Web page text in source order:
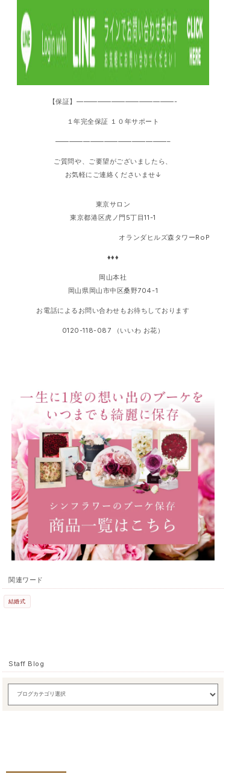
【保証】——————————————-
１年完全保証 １０年サポート
————————————————–
ご質問や、ご要望がございましたら、
お気軽にご連絡くださいませ↓
東京サロン
東京都港区虎ノ門5丁目11-1
オランダヒルズ森タワーRoP
♦♦♦
岡山本社
岡山県岡山市中区桑野704-1
お電話によるお問い合わせもお待ちしております
0120-118-087 （いいわ お花）
関連ワード
結婚式
Staff Blog